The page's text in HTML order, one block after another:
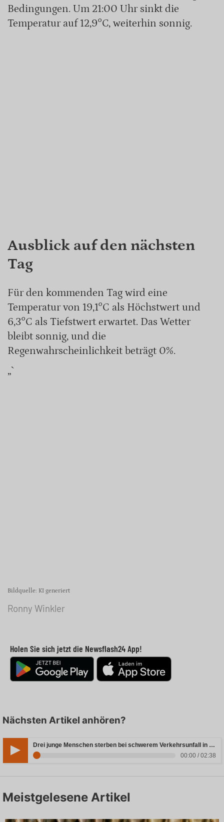
Bedingungen. Um 21:00 Uhr sinkt die
Temperatur auf 12,9°C, weiterhin sonnig.
Ausblick auf den nächsten
Tag
Für den kommenden Tag wird eine
Temperatur von 19,1°C als Höchstwert und
6,3°C als Tiefstwert erwartet. Das Wetter
bleibt sonnig, und die
Regenwahrscheinlichkeit beträgt 0%.
„`
Bildquelle: KI generiert
Ronny Winkler
Holen Sie sich jetzt die Newsflash24 App!
Nächsten Artikel anhören?
Drei junge Menschen sterben bei schwerem Verkehrsunfall in Rheinland-Pfalz
00:00 / 02:38
Meistgelesene Artikel